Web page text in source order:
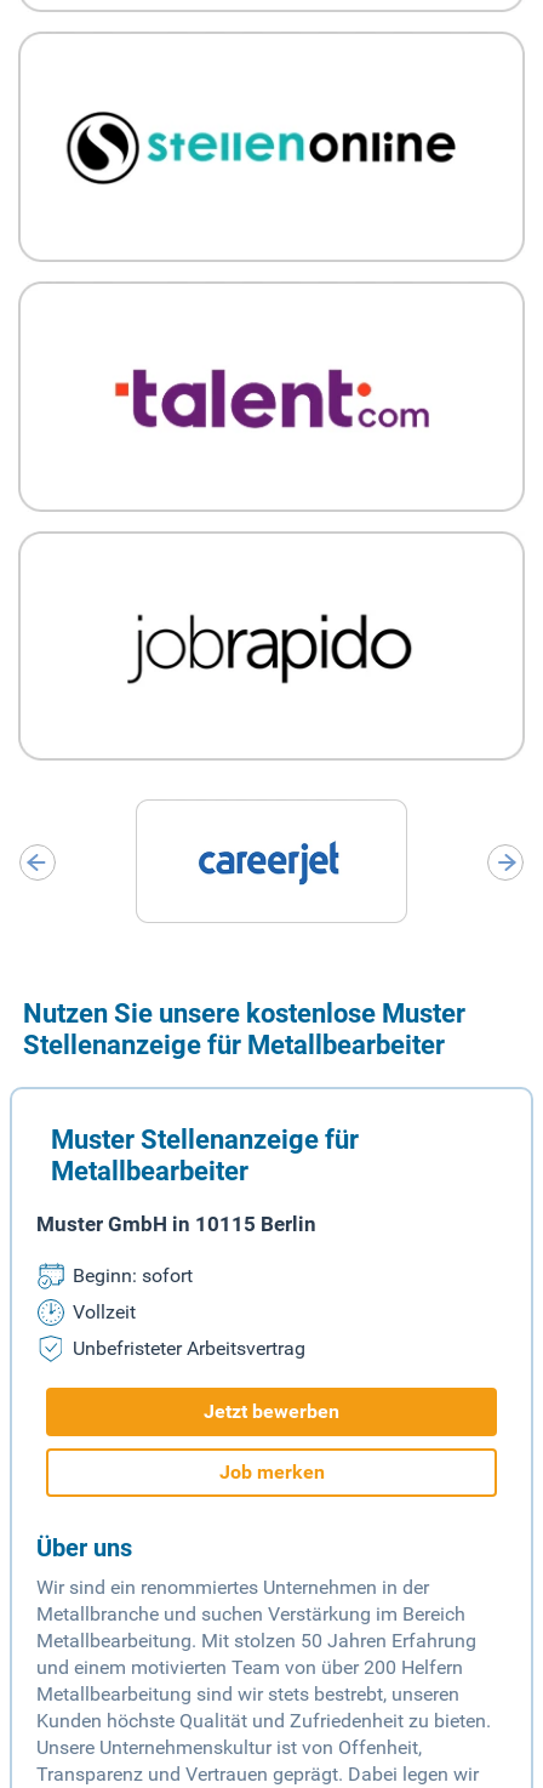
Nutzen Sie unsere kostenlose Muster
Stellenanzeige für Metallbearbeiter
Muster Stellenanzeige für
Metallbearbeiter
Muster GmbH in 10115 Berlin
Beginn: sofort
Vollzeit
Unbefristeter Arbeitsvertrag
Jetzt bewerben
Job merken
Über uns
Wir sind ein renommiertes Unternehmen in der
Metallbranche und suchen Verstärkung im Bereich
Metallbearbeitung. Mit stolzen 50 Jahren Erfahrung
und einem motivierten Team von über 200 Helfern
Metallbearbeitung sind wir stets bestrebt, unseren
Kunden höchste Qualität und Zufriedenheit zu bieten.
Unsere Unternehmenskultur ist von Offenheit,
Transparenz und Vertrauen geprägt. Dabei legen wir